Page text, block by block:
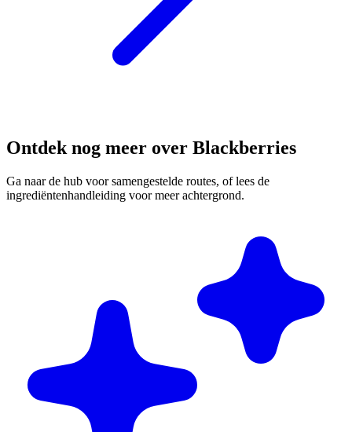
Ontdek nog meer over Blackberries
Ga naar de hub voor samengestelde routes, of lees de
ingrediëntenhandleiding voor meer achtergrond.